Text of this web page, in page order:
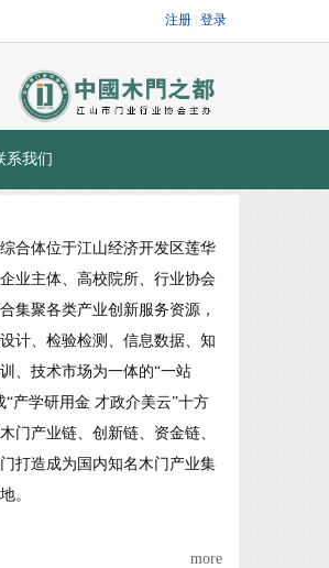
系我们
合体位于江山经济开发区莲华
业主体、高校院所、行业协会
集聚各类产业创新服务资源，
计、检验检测、信息数据、知
、技术市场为一体的“一站
产学研用金 才政介美云”十方
门产业链、创新链、资金链、
打造成为国内知名木门产业集
。
more